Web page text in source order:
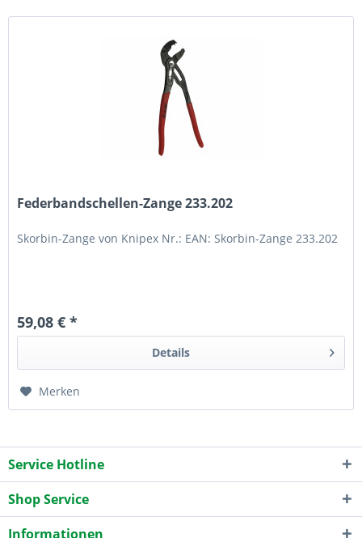
Federbandschellen-Zange 233.202
Skorbin-Zange von Knipex Nr.: EAN: Skorbin-Zange 233.202
59,08 € *
Details
Merken
Service Hotline
Shop Service
Informationen